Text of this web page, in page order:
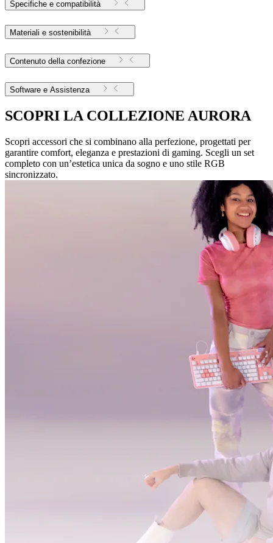
Specifiche e compatibilità
Materiali e sostenibilità
Contenuto della confezione
Software e Assistenza
SCOPRI LA COLLEZIONE AURORA
Scopri accessori che si combinano alla perfezione, progettati per
garantire comfort, eleganza e prestazioni di gaming. Scegli un set
completo con un’estetica unica da sogno e uno stile RGB
sincronizzato.